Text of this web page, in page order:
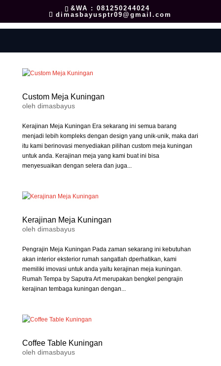
&WA : 081250244024
dimasbayusptr09@gmail.com
Custom Meja Kuningan
oleh dimasbayus
Kerajinan Meja Kuningan Era sekarang ini semua barang
menjadi lebih kompleks dengan design yang unik-unik, maka dari
itu kami berinovasi menyediakan pilihan custom meja kuningan
untuk anda. Kerajinan meja yang kami buat ini bisa
menyesuaikan dengan selera dan juga...
Kerajinan Meja Kuningan
oleh dimasbayus
Pengrajin Meja Kuningan Pada zaman sekarang ini kebutuhan
akan interior eksterior rumah sangatlah dperhatikan, kami
memiliki imovasi untuk anda yaitu kerajinan meja kuningan.
Rumah Tempa by Saputra Art merupakan bengkel pengrajin
kerajinan tembaga kuningan dengan...
Coffee Table Kuningan
oleh dimasbayus